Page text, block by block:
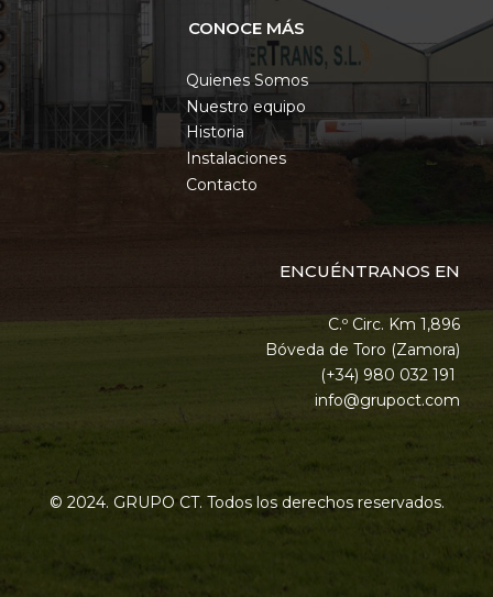
CONOCE MÁS
Quienes Somos
Nuestro equipo
Historia
Instalaciones
Contacto
ENCUÉNTRANOS EN
C.º Circ. Km 1,896
Bóveda de Toro (Zamora)
(+34) 980 032 191
info@grupoct.com
© 2024. GRUPO CT. Todos los derechos reservados.